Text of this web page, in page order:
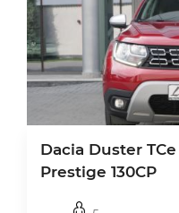
Dacia Duster TCe
Prestige 130CP